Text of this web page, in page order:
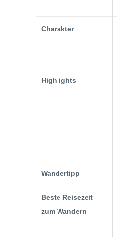
Charakter
Highlights
Wandertipp
Beste Reisezeit
zum Wandern